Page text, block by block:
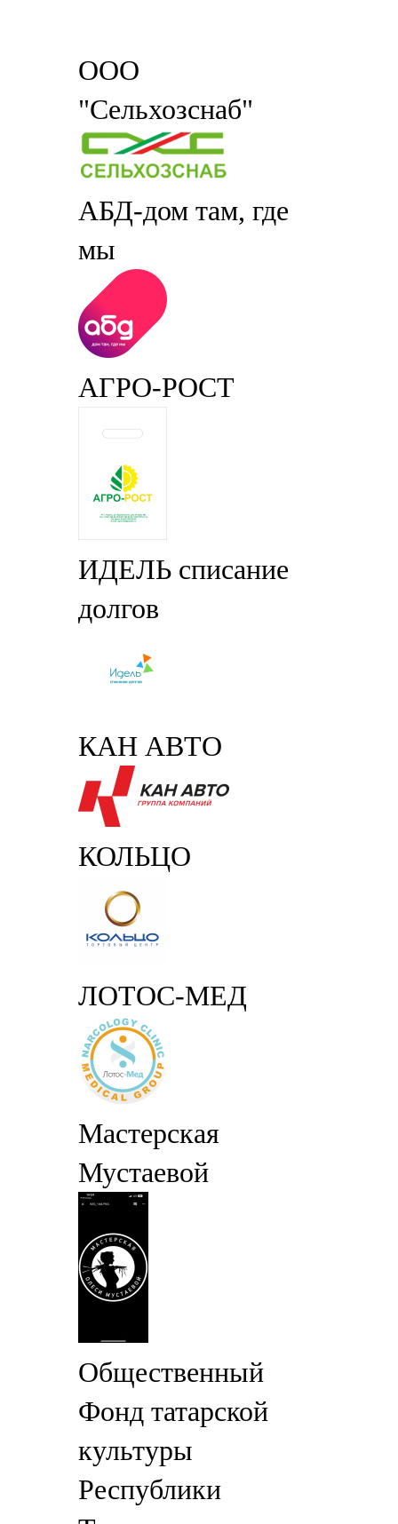
ООО
"Сельхозснаб"
АБД-дом там, где
мы
АГРО-РОСТ
ИДЕЛЬ списание
долгов
КАН АВТО
КОЛЬЦО
ЛОТОС-МЕД
Мастерская
Мустаевой
Общественный
Фонд татарской
культуры
Республики